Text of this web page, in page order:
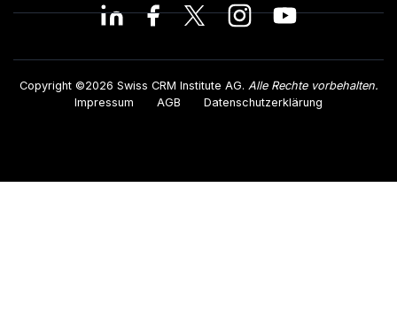
Copyright ©2026 Swiss CRM Institute AG. Alle Rechte vorbehalten.
Impressum
AGB Datenschutzerklärung